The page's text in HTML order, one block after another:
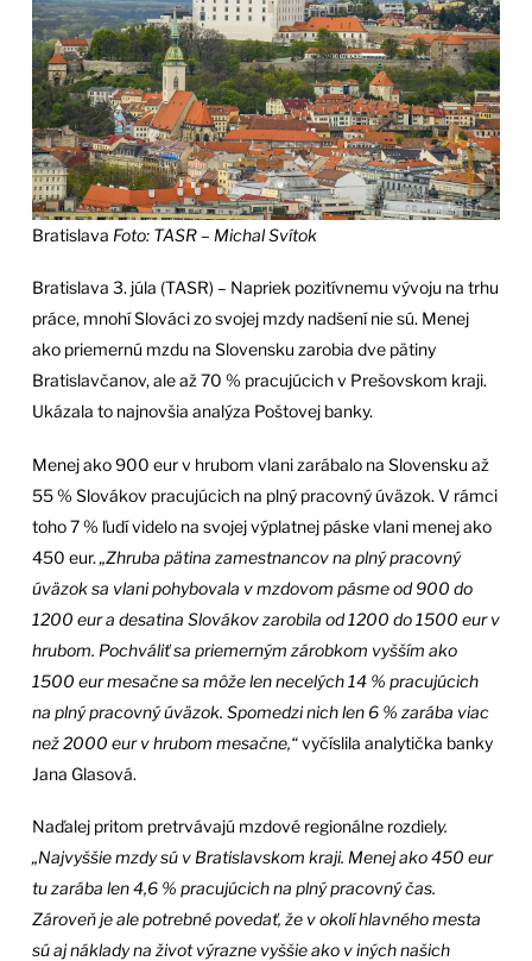
Bratislava Foto: TASR – Michal Svítok
Bratislava 3. júla (TASR) – Napriek pozitívnemu vývoju na trhu
práce, mnohí Slováci zo svojej mzdy nadšení nie sú. Menej
ako priemernú mzdu na Slovensku zarobia dve pätiny
Bratislavčanov, ale až 70 % pracujúcich v Prešovskom kraji.
Ukázala to najnovšia analýza Poštovej banky.
Menej ako 900 eur v hrubom vlani zarábalo na Slovensku až
55 % Slovákov pracujúcich na plný pracovný úväzok. V rámci
toho 7 % ľudí videlo na svojej výplatnej páske vlani menej ako
450 eur. „Zhruba pätina zamestnancov na plný pracovný
úväzok sa vlani pohybovala v mzdovom pásme od 900 do
1200 eur a desatina Slovákov zarobila od 1200 do 1500 eur v
hrubom. Pochváliť sa priemerným zárobkom vyšším ako
1500 eur mesačne sa môže len necelých 14 % pracujúcich
na plný pracovný úväzok. Spomedzi nich len 6 % zarába viac
než 2000 eur v hrubom mesačne,“vyčíslila analytička banky
Jana Glasová.
Naďalej pritom pretrvávajú mzdové regionálne rozdiely.
„Najvyššie mzdy sú v Bratislavskom kraji. Menej ako 450 eur
tu zarába len 4,6 % pracujúcich na plný pracovný čas.
Zároveň je ale potrebné povedať, že v okolí hlavného mesta
sú aj náklady na život výrazne vyššie ako v iných našich